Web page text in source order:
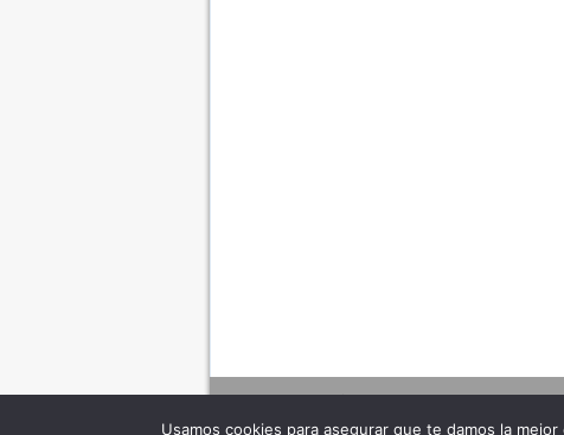
Usamos cookies para asegurar que te damos la